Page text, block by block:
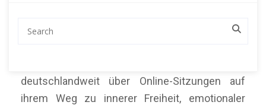
Gesprächstherapien hinausreicht? Mein Name
deutschlandweit über Online-Sitzungen auf
ihrem Weg zu innerer Freiheit, emotionaler